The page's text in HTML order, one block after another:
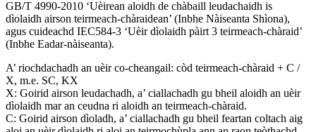
GB/T 4990-2010 ‘Uèirean aloidh de chàbaill leudachaidh is
dìolaidh airson teirmeach-chàraidean’ (Inbhe Nàiseanta Shìona),
agus cuideachd IEC584-3 ‘Uèir dìolaidh pàirt 3 teirmeach-chàraid’
(Inbhe Eadar-nàiseanta).
A’ riochdachadh an uèir co-cheangail: còd teirmeach-chàraid + C /
X, m.e. SC, KX
X: Goirid airson leudachadh, a’ ciallachadh gu bheil aloidh an uèir
dìolaidh mar an ceudna ri aloidh an teirmeach-chàraid.
C: Goirid airson dìoladh, a’ ciallachadh gu bheil feartan coltach aig